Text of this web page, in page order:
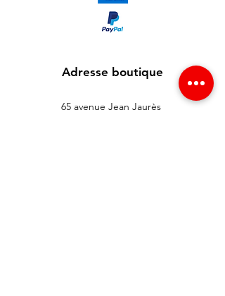
Adresse boutique
65 avenue Jean Jaurès